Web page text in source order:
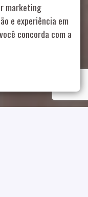
Paulo – SP
marketing
e experiência em
concorda com a